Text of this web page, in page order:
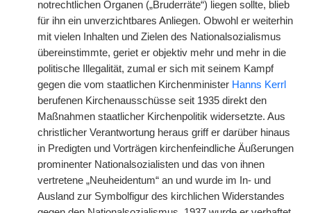
notrechtlichen Organen („Bruderräte“) liegen sollte, blieb
für ihn ein unverzichtbares Anliegen. Obwohl er weiterhin
mit vielen Inhalten und Zielen des Nationalsozialismus
übereinstimmte, geriet er objektiv mehr und mehr in die
politische Illegalität, zumal er sich mit seinem Kampf
gegen die vom staatlichen Kirchenminister Hanns Kerrl
berufenen Kirchenausschüsse seit 1935 direkt den
Maßnahmen staatlicher Kirchenpolitik widersetzte. Aus
christlicher Verantwortung heraus griff er darüber hinaus
in Predigten und Vorträgen kirchenfeindliche Äußerungen
prominenter Nationalsozialisten und das von ihnen
vertretene „Neuheidentum“ an und wurde im In- und
Ausland zur Symbolfigur des kirchlichen Widerstandes